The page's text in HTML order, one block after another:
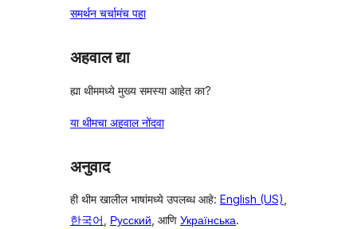
समर्थन चर्चामंच पहा
अहवाल द्या
ह्या थीममध्ये मुख्य समस्या आहेत का?
या थीमचा अहवाल नोंदवा
अनुवाद
ही थीम खालील भाषांमध्ये उपलब्ध आहे: English (US),
한국어, Русский, आणि Українська.